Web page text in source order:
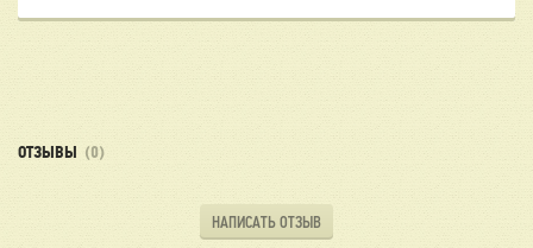
ОТЗЫВЫ (0)
НАПИСАТЬ ОТЗЫВ